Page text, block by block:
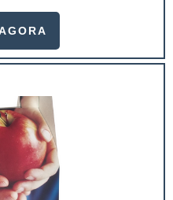
bom acondicionamento
para a empresa, de modo
classificaçã.